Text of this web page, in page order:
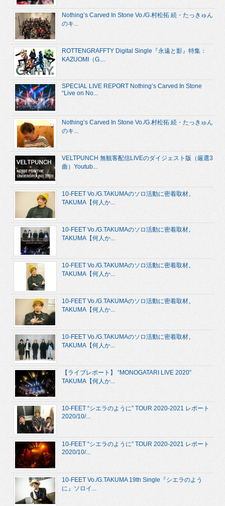
Nothing’s Carved In Stone Vo./G.村松拓 続・たっきゅん
のキ...
ROTTENGRAFFTY Digital Single『永遠と影』特集：
KAZUOMI（G....
SPECIAL LIVE REPORT Nothing’s Carved In Stone
“Live on No...
Nothing’s Carved In Stone Vo./G.村松拓 続・たっきゅん
のキ...
VELTPUNCH 無観客配信LIVEのダイジェスト版（厳選3
曲）Youtub...
10-FEET Vo./G.TAKUMAのソロ活動に密着取材。
TAKUMA【何人か...
10-FEET Vo./G.TAKUMAのソロ活動に密着取材。
TAKUMA【何人か...
10-FEET Vo./G.TAKUMAのソロ活動に密着取材。
TAKUMA【何人か...
10-FEET Vo./G.TAKUMAのソロ活動に密着取材。
TAKUMA【何人か...
10-FEET Vo./G.TAKUMAのソロ活動に密着取材。
TAKUMA【何人か...
【ライブレポート】 “MONOGATARI LIVE 2020”
TAKUMA【何人か...
10-FEET “シエラのように” TOUR 2020-2021 レポート
2020/10/...
10-FEET “シエラのように” TOUR 2020-2021 レポート
2020/10/...
10-FEET Vo./G.TAKUMA 19th Single『シエラのよう
に』ソロイ...